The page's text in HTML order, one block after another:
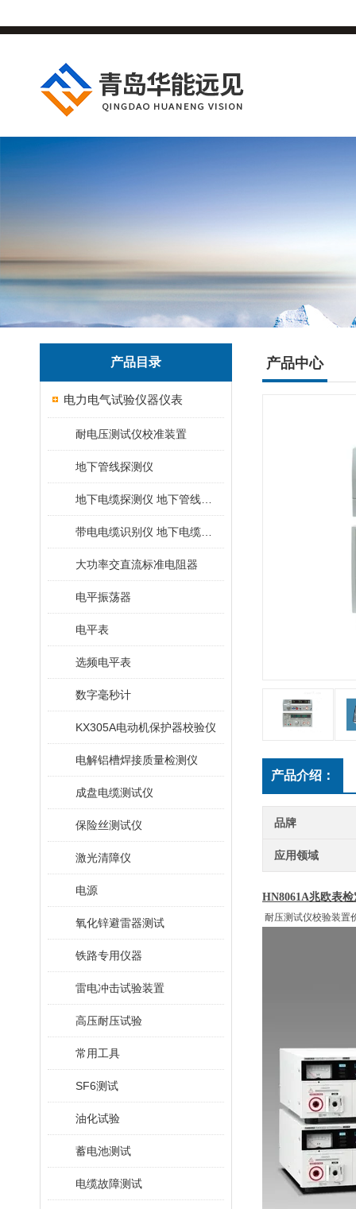
产品目录
电力电气试验仪器仪表
耐电压测试仪校准装置
地下管线探测仪
大功率交直流标准电阻器
电平振荡器
电平表
选频电平表
数字毫秒计
KX305A电动机保护器校验仪
电解铝槽焊接质量检测仪
成盘电缆测试仪
保险丝测试仪
激光清障仪
电源
氧化锌避雷器测试
铁路专用仪器
雷电冲击试验装置
高压耐压试验
常用工具
SF6测试
油化试验
蓄电池测试
电缆故障测试
产品中心
产品介绍：
品牌
应用领域
HN8061A兆欧表
耐压测试仪校验装置